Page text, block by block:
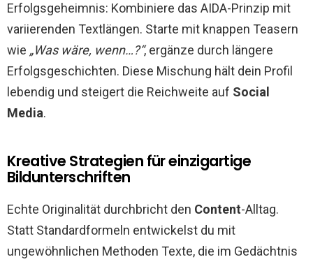
Erfolgsgeheimnis: Kombiniere das AIDA-Prinzip mit
variierenden Textlängen. Starte mit knappen Teasern
wie „Was wäre, wenn…?“, ergänze durch längere
Erfolgsgeschichten. Diese Mischung hält dein Profil
lebendig und steigert die Reichweite auf Social
Media.
Kreative Strategien für einzigartige
Bildunterschriften
Echte Originalität durchbricht den Content-Alltag.
Statt Standardformeln entwickelst du mit
ungewöhnlichen Methoden Texte, die im Gedächtnis